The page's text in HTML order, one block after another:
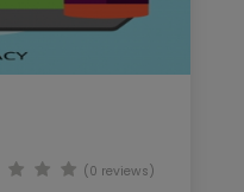
(0 reviews)